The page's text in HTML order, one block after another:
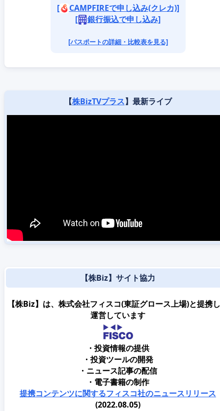
[
CAMPFIREで申し込み(クレカ)]
[
銀行振込で申し込み]
[パスポートの詳細・比較表を見る]
【株BizTVプラス】最新ライブ
【株Biz】サイト協力
【株Biz】は、株式会社フィスコ(東証グロース上場)と提携
運営しています
・投資情報の提供
・投資ツールの開発
・ニュース記事の配信
・電子書籍の制作
提携コンテンツに関するフィスコ社のニュースリリース
(2022.08.05)